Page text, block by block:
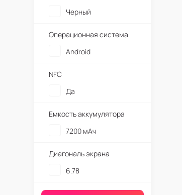
Черный
Операционная система
Android
NFC
Да
Емкость аккумулятора
7200 мАч
Диагональ экрана
6.78